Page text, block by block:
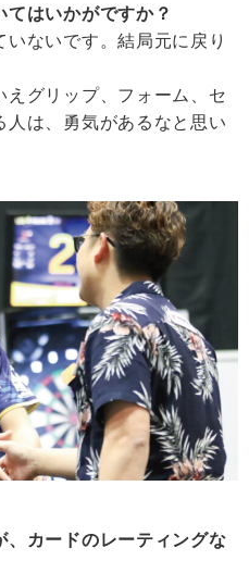
てはいかがですか？
ないです。結局元に戻り
グリップ、フォーム、セ
人は、勇気があるなと思い
、カードのレーティングな